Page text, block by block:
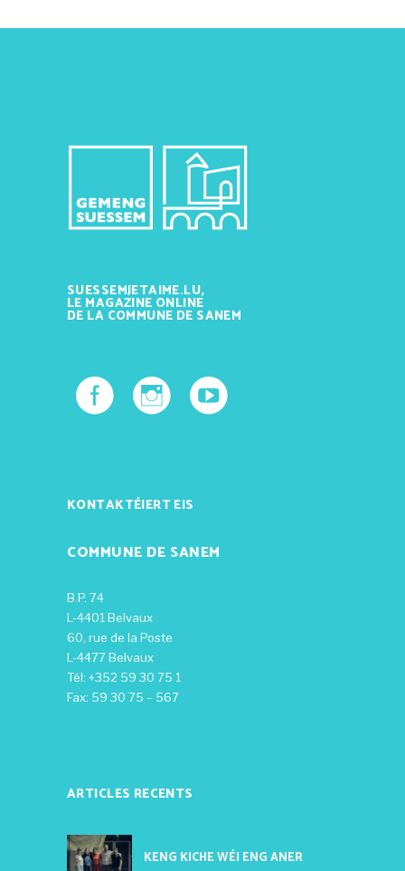
SUESSEMJETAIME.LU,
LE MAGAZINE ONLINE
DE LA COMMUNE DE SANEM
KONTAKTÉIERT EIS
COMMUNE DE SANEM
B.P. 74
L-4401 Belvaux
60, rue de la Poste
L-4477 Belvaux
Tél: +352 59 30 75 1
Fax: 59 30 75 – 567
ARTICLES RECENTS
KENG KICHE WÉI ENG ANER